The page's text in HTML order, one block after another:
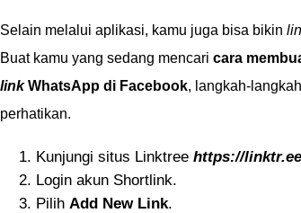
Selain melalui aplikasi, kamu juga bisa bikin
Buat kamu yang sedang mencari cara
linkWhatsApp di Facebook, langkah-
perhatikan.
Kunjungi situs Linktree https://
Login akun Shortlink.
Pilih Add New Link.